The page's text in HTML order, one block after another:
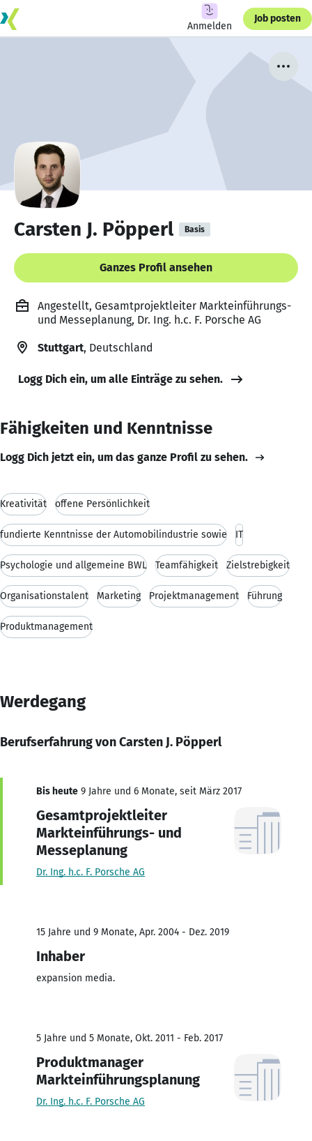
Anmelden
Job posten
Carsten J. Pöpperl Basis
Ganzes Profil ansehen
Angestellt, Gesamtprojektleiter Markteinführungs-
und Messeplanung, Dr. Ing. h.c. F. Porsche AG
Stuttgart, Deutschland
Logg Dich ein, um alle Einträge zu sehen.
Fähigkeiten und Kenntnisse
Logg Dich jetzt ein, um das ganze Profil zu sehen.
Kreativität offene Persönlichkeit
fundierte Kenntnisse der Automobilindustrie sowie IT
Psychologie und allgemeine BWL Teamfähigkeit Zielstrebigkeit
Organisationstalent Marketing Projektmanagement Führung
Produktmanagement
Werdegang
Berufserfahrung von Carsten J. Pöpperl
Bis heute 9 Jahre und 6 Monate, seit März 2017
Gesamtprojektleiter
Markteinführungs- und
Messeplanung
Dr. Ing. h.c. F. Porsche AG
15 Jahre und 9 Monate, Apr. 2004 - Dez. 2019
Inhaber
expansion media.
5 Jahre und 5 Monate, Okt. 2011 - Feb. 2017
Produktmanager
Markteinführungsplanung
Dr. Ing. h.c. F. Porsche AG